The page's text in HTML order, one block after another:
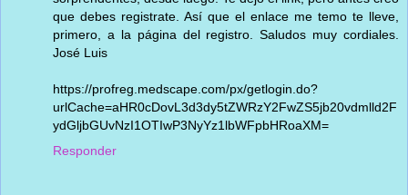
que debes registrate. Así que el enlace me temo te lleve,
primero, a la página del registro. Saludos muy cordiales.
José Luis
https://profreg.medscape.com/px/getlogin.do?
urlCache=aHR0cDovL3d3dy5tZWRzY2FwZS5jb20vdmlld2F
ydGljbGUvNzI1OTIwP3NyYz1lbWFpbHRoaXM=
Responder